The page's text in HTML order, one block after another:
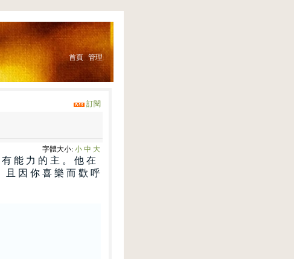
首頁 管理
訂閱
字體大小:小中 大
有 能 力 的 主 。 他 在
且 因 你 喜 樂 而 歡 呼